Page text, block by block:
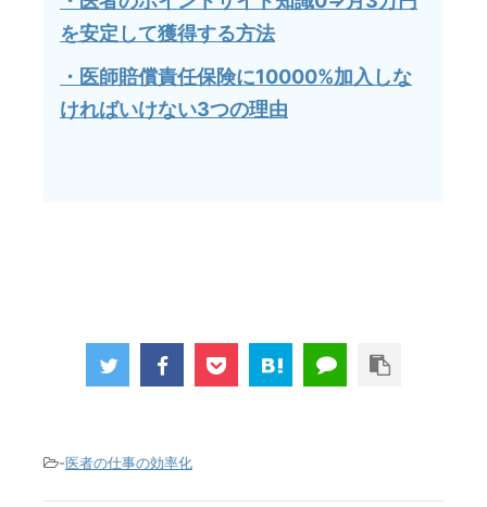
を安定して獲得する方法
・医師賠償責任保険に10000%加入しな
ければいけない3つの理由
-医者の仕事の効率化